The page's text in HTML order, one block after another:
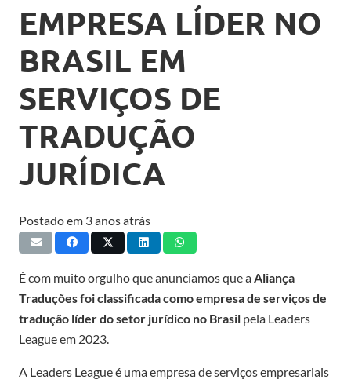
EMPRESA LÍDER NO
BRASIL EM
SERVIÇOS DE
TRADUÇÃO
JURÍDICA
Postado em 3 anos atrás
É com muito orgulho que anunciamos que aAliança
Traduções foi classificada como empresa de serviços de
tradução líder do setor jurídico no Brasil pela Leaders
League em 2023.
A Leaders League é uma empresa de serviços empresariais